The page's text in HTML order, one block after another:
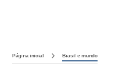
Página inicial Brasil e mundo